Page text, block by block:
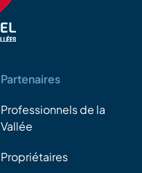
Partenaires
Professionnels de la
Vallée
Propriétaires